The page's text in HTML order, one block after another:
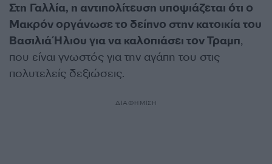
Στη Γαλλία, η αντιπολίτευση υποψιάζεται ότι ο
Μακρόν οργάνωσε το δείπνο στην κατοικία του
Βασιλιά Ήλιου για να καλοπιάσει τον Τραμπ,
που είναι γνωστός για την αγάπη του στις
πολυτελείς δεξιώσεις.
ΔΙΑΦΗΜΙΣΗ